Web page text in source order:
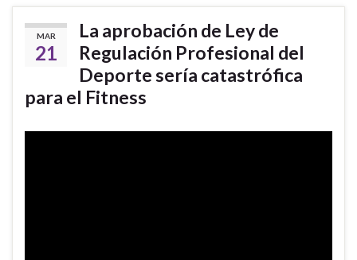
MAR
21
La aprobación de Ley de
Regulación Profesional del
Deporte sería catastrófica
para el Fitness